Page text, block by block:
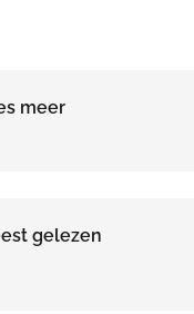
meer
gelezen